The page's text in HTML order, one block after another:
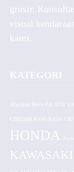
grosir.
visual
kami.
KATEGORI
Absolute Revo Fit ADV 150
CBR150R K45G/K45N
HONDA
KAWASAKI